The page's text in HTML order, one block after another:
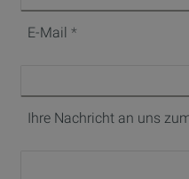
E-Mail
Ihre Nachricht an uns